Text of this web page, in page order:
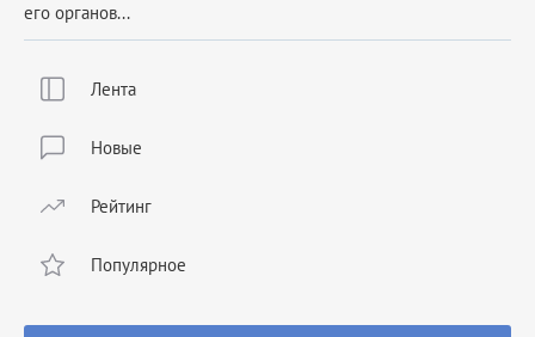
Лента
Новые
Рейтинг
Популярное
его органов...